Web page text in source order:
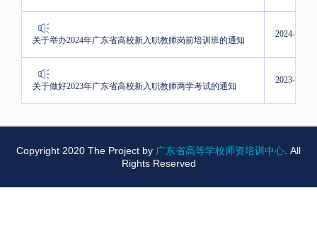
关于举办2024年广东省高校新入职教师岗前培训班的通知
2024-07-01
关于做好2023年广东省高校新入职教师两学考试的通知
2023-08-12
Copyright 2020 The Project by 广东省高等学校师资培训中心 . All
Rights Reserved